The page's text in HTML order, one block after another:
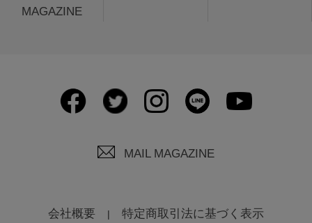
MAGAZINE
MAIL MAGAZINE
会社概要 特定商取引法に基づく表示